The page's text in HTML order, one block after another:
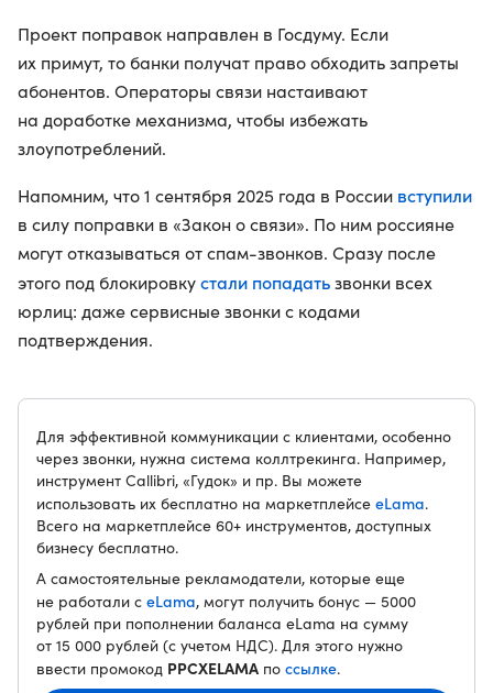
Проект поправок направлен в Госдуму. Если
их примут, то банки получат право обходить запреты
абонентов. Операторы связи настаивают
на доработке механизма, чтобы избежать
злоупотреблений.
Напомним, что 1 сентября 2025 года в России вступили
в силу поправки в «Закон о связи». По ним россияне
могут отказываться от спам-звонков. Сразу после
этого под блокировкустали попадатьзвонки всех
юрлиц: даже сервисные звонки с кодами
подтверждения.
Для эффективной коммуникации с клиентами, особенно
через звонки, нужна система коллтрекинга. Например,
инструмент Callibri, «Гудок» и пр. Вы можете
использовать их бесплатно на маркетплейсе eLama.
Всего на маркетплейсе 60+ инструментов, доступных
бизнесу бесплатно.
А самостоятельные рекламодатели, которые еще
не работали с eLama, могут получить бонус — 5000
рублей при пополнении баланса eLama на сумму
от 15 000 рублей (с учетом НДС). Для этого нужно
ввести промокод PPCXELAMA по ссылке.